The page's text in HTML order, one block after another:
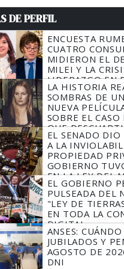
DE PERFIL
ENCUESTA
CUATRO
MIDIERON EL
MILEI Y LA
LIDERAZGO EN
LA HISTORIA
SOMBRAS DE
NUEVA
SOBRE EL
QUE
MARIDO
EL SENADO
A LA
PROPIEDAD
GOBIERNO
EN LA LEY DEL
FUEGO
EL GOBIERNO
PULSEADA DEL
"LEY DE
EN TODA LA
DIGITAL
ANSES:
JUBILADOS Y
AGOSTO DE
DNI